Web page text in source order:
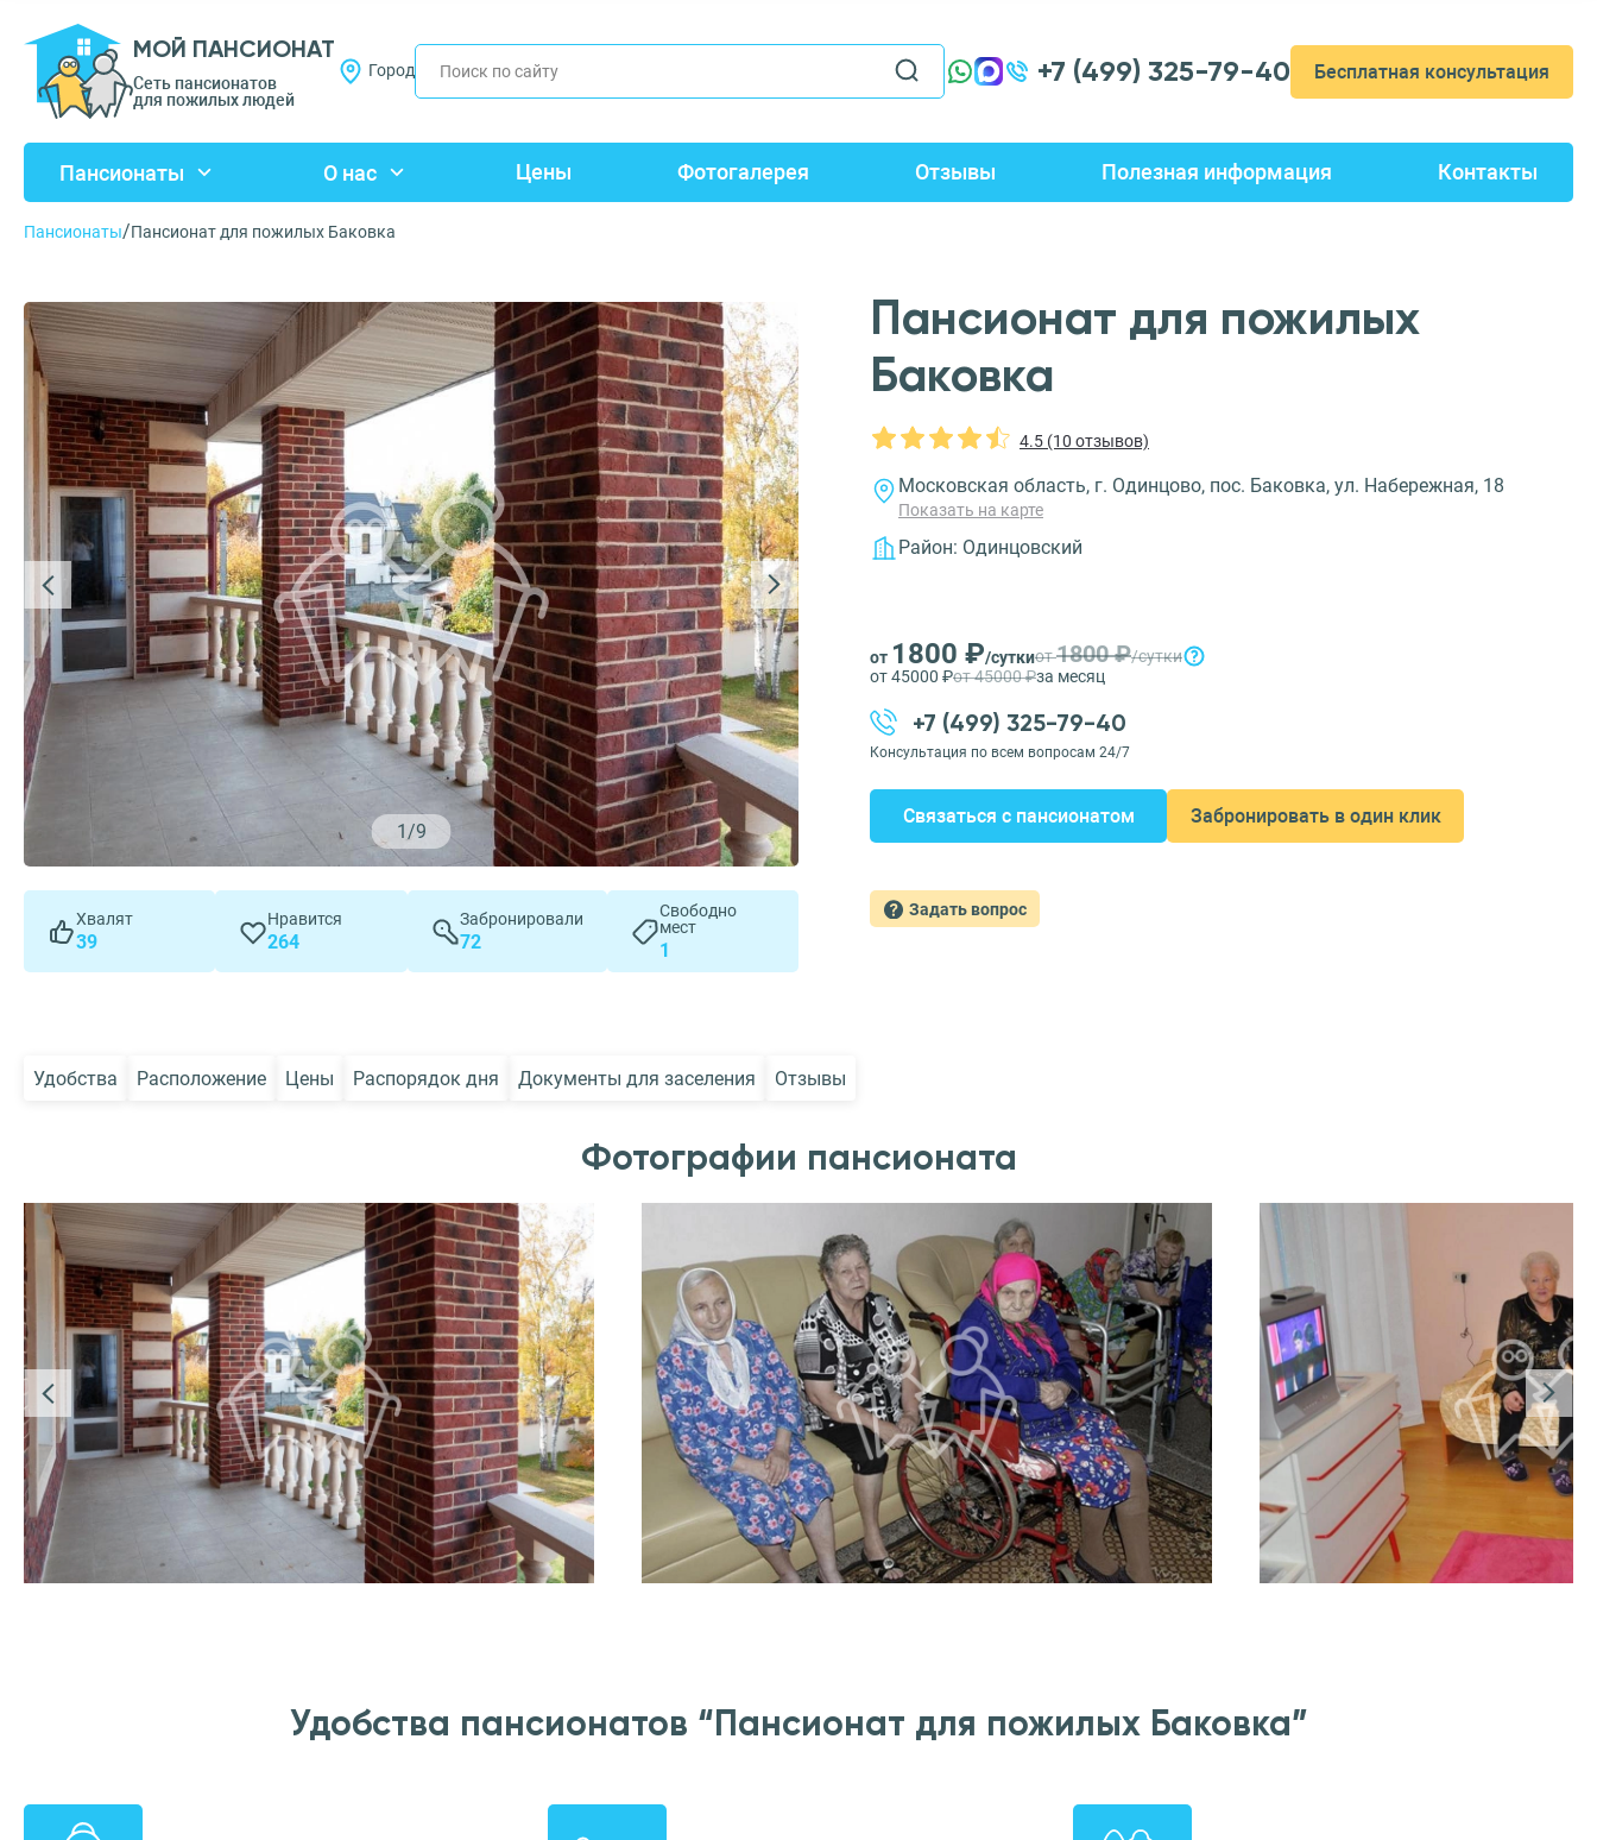
МОЙ ПАНСИОНАТ
Сеть пансионатов
для пожилых людей
Город +7 (499) 325-79-40 Бесплатная консультация
Пансионаты О нас Цены Фотогалерея Отзывы Полезная информация Контакты
Пансионаты/Пансионат для пожилых Баковка
1/9
Хвалят
39
Нравится
264
Забронировали
72
Свободно
мест
1
Пансионат для пожилых
Баковка
4.5 (10 отзывов)
Московская область, г. Одинцово, пос. Баковка, ул. Набережная, 18
Показать на карте
Район: Одинцовский
от 1800 ₽/суткиот1800 ₽/сутки
от 45000 ₽от 45000 ₽за месяц
+7 (499) 325-79-40
Консультация по всем вопросам 24/7
Связаться с пансионатом Забронировать в один клик
Задать вопрос
Удобства Расположение Цены Распорядок дня Документы для заселения Отзывы
Фотографии пансионата
Удобства пансионатов “Пансионат для пожилых Баковка”